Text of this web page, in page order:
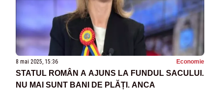
8 mai 2025, 15:36 Economie
STATUL ROMÂN A AJUNS LA FUNDUL SACULUI.
NU MAI SUNT BANI DE PLĂȚI. ANCA